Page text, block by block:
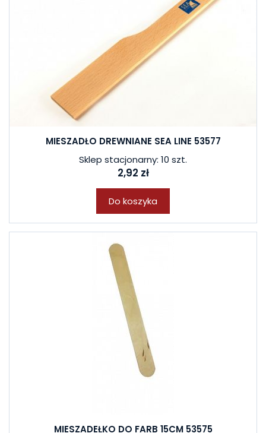
MIESZADŁO DREWNIANE SEA LINE 53577
Sklep stacjonarny: 10 szt.
2,92 zł
Do koszyka
MIESZADEŁKO DO FARB 15CM 53575